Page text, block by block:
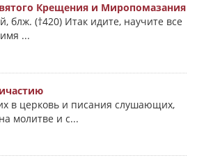
Крещения и Миропомазания
блж. (†420) Итак идите, научите все
...
в церковь и писания слушающих,
молитве и с...